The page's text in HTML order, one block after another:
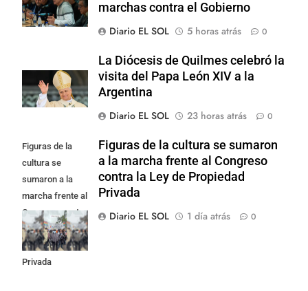
marchas contra el Gobierno
Diario EL SOL
5 horas atrás 0
La Diócesis de Quilmes celebró la
visita del Papa León XIV a la
Argentina
Diario EL SOL
23 horas atrás 0
Figuras de la
cultura se
sumaron a la
marcha frente al
Congreso contra
la Ley de
Propiedad
Privada
Figuras de la cultura se sumaron
a la marcha frente al Congreso
contra la Ley de Propiedad
Privada
Diario EL SOL
1 día atrás 0